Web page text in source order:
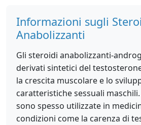
Informazioni sugli
Anabolizzanti
Gli steroidi anabolizzanti-
derivati sintetici del
la crescita muscolare e lo
caratteristiche sessuali
sono spesso utilizzate in
condizioni come la carenza di